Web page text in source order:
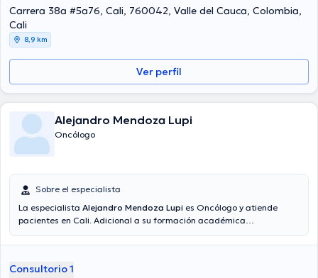
tener una formación continua en su campo de especialización y ha
anunciado importantes artículos. Su cita se puede realizar en
Español.
Carrera 38a #5a76, Cali, 760042, Valle del Cauca, Colombia,
Cali
8,9 km
Ver perfil
Alejandro Mendoza Lupi
Oncólogo
Sobre el especialista
La especialista Alejandro Mendoza Lupi es Oncólogo y atiende
pacientes en Cali. Adicional a su formación académica
especialidad. La doctora tiene varios años de experiencia laboral en
diversas asociaciones médicas. Alejandro Mendoza Lupi ha
Consultorio 1